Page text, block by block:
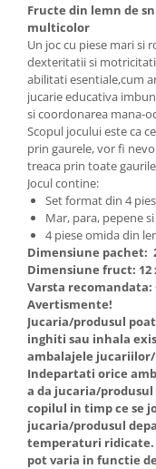
Fructe din lemn de
multicolor
Un joc cu piese mari
dexteritatii si
abilitati esentiale,cum
jucarie educativa
si coordonarea mana-
Scopul jocului este ca
prin gaurele, vor fi
treaca prin toate
Jocul contine:
Set format din 4
Mar, para, pepene
4 piese omida din
Dimensiune pachet:
Dimensiune fruct: 12
Varsta recomandata:
Avertismente!
Jucaria/produsul
inghiti sau inhala
ambalajele
Indepartati orice
a da jucaria/
copilul in timp ce se
jucaria/produsul
temperaturi
pot varia in functie